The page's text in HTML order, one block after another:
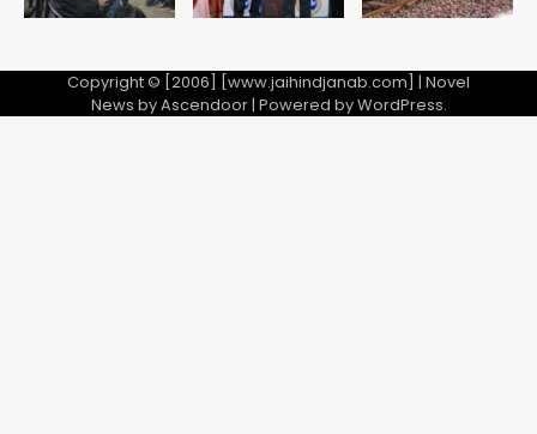
Copyright © [2006] [www.jaihindjanab.com] | Novel
News byAscendoor| Powered byWordPress.